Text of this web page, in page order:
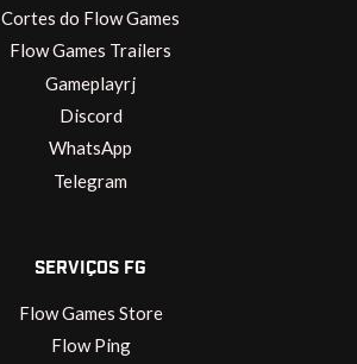
Cortes do Flow Games
Flow Games Trailers
Gameplayrj
Discord
WhatsApp
Telegram
SERVIÇOS FG
Flow Games Store
Flow Ping